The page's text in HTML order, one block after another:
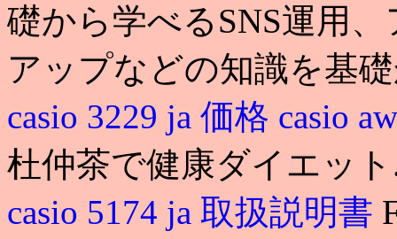
礎から学べるSNS運用
アップなどの知識を基
casio 3229 ja 価格 casio
杜仲茶で健康ダイエッ
casio 5174 ja 取扱説明書